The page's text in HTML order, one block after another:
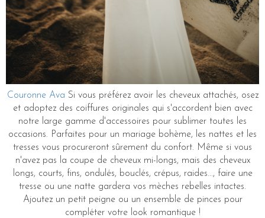
Couronne Ava Si vous préférez avoir les cheveux attachés, osez
et adoptez des coiffures originales qui s'accordent bien avec
notre large gamme d'accessoires pour sublimer toutes les
occasions. Parfaites pour un mariage bohème, les nattes et les
tresses vous procureront sûrement du confort. Même si vous
n'avez pas la coupe de cheveux mi-longs, mais des cheveux
longs, courts, fins, ondulés, bouclés, crépus, raides..., faire une
tresse ou une natte gardera vos mèches rebelles intactes.
Ajoutez un petit peigne ou un ensemble de pinces pour
compléter votre look romantique !